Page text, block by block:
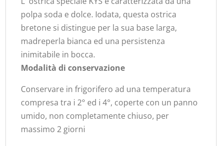
polpa soda e dolce. Iodata, questa ostrica
bretone si distingue per la sua base larga,
madreperla bianca ed una persistenza
inimitabile in bocca.
Modalità di conservazione
Conservare in frigorifero ad una temperatura
compresa tra i 2° ed i 4°​, ​coperte con un panno
umido, non completamente chiuso, per
massimo 2 giorni